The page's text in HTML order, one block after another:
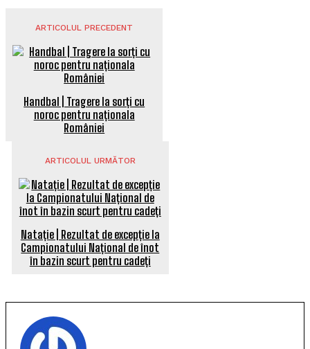
ARTICOLUL PRECEDENT
Handbal | Tragere la sorți cu
noroc pentru naționala
României
ARTICOLUL URMĂTOR
Natație | Rezultat de excepție la
Campionatului Național de înot
în bazin scurt pentru cadeți